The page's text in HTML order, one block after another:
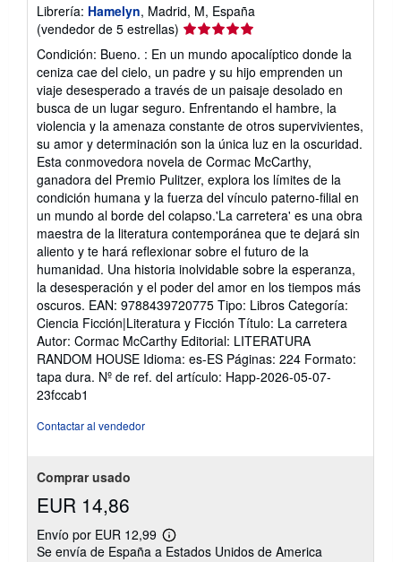
Librería: Hamelyn, Madrid, M, España
(vendedor de 5 estrellas) Calificación
vendedor:
5
de
5
estrellas
Condición: Bueno. : En un mundo apocalíptico donde la
ceniza cae del cielo, un padre y su hijo emprenden un
viaje desesperado a través de un paisaje desolado en
busca de un lugar seguro. Enfrentando el hambre, la
violencia y la amenaza constante de otros supervivientes,
su amor y determinación son la única luz en la oscuridad.
Esta conmovedora novela de Cormac McCarthy,
ganadora del Premio Pulitzer, explora los límites de la
condición humana y la fuerza del vínculo paterno-filial en
un mundo al borde del colapso.'La carretera' es una obra
maestra de la literatura contemporánea que te dejará sin
aliento y te hará reflexionar sobre el futuro de la
humanidad. Una historia inolvidable sobre la esperanza,
la desesperación y el poder del amor en los tiempos más
oscuros. EAN: 9788439720775 Tipo: Libros Categoría:
Ciencia Ficción|Literatura y Ficción Título: La carretera
Autor: Cormac McCarthy Editorial: LITERATURA
RANDOM HOUSE Idioma: es-ES Páginas: 224 Formato:
tapa dura. Nº de ref. del artículo: Happ-2026-05-07-
23fccab1
Contactar al vendedor
Comprar usado
EUR 14,86
Envío por EUR 12,99
Más
información
Se envía de España a Estados Unidos de America